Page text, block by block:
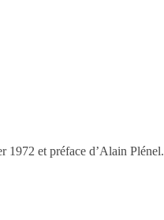
1972 et préface d’Alain Plénel.